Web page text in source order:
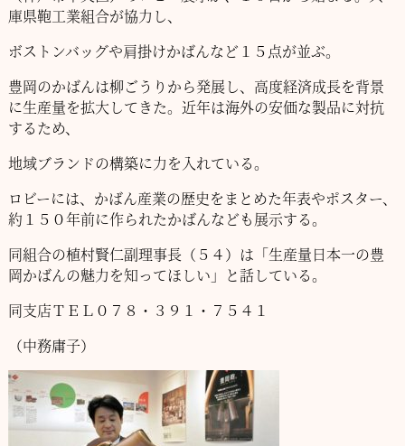
庫県鞄工業組合が協力し、
ボストンバッグや肩掛けかばんなど１５点が並ぶ。
豊岡のかばんは柳ごうりから発展し、高度経済成長を背景
に生産量を拡大してきた。近年は海外の安価な製品に対抗
するため、
地域ブランドの構築に力を入れている。
ロビーには、かばん産業の歴史をまとめた年表やポスター、
約１５０年前に作られたかばんなども展示する。
同組合の植村賢仁副理事長（５４）は「生産量日本一の豊
岡かばんの魅力を知ってほしい」と話している。
同支店ＴＥＬ０７８・３９１・７５４１
（中務庸子）